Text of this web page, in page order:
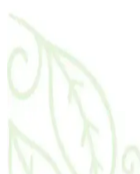
sağlar, hassas ciltlere
cilt bakımında etkili bir
The Purest
ve Yenileyici
The Purest Solutions
bakım seti, doğal
sıkılaştırır ve
farklar sağlar.